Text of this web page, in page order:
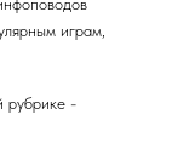
играм,
рубрике -